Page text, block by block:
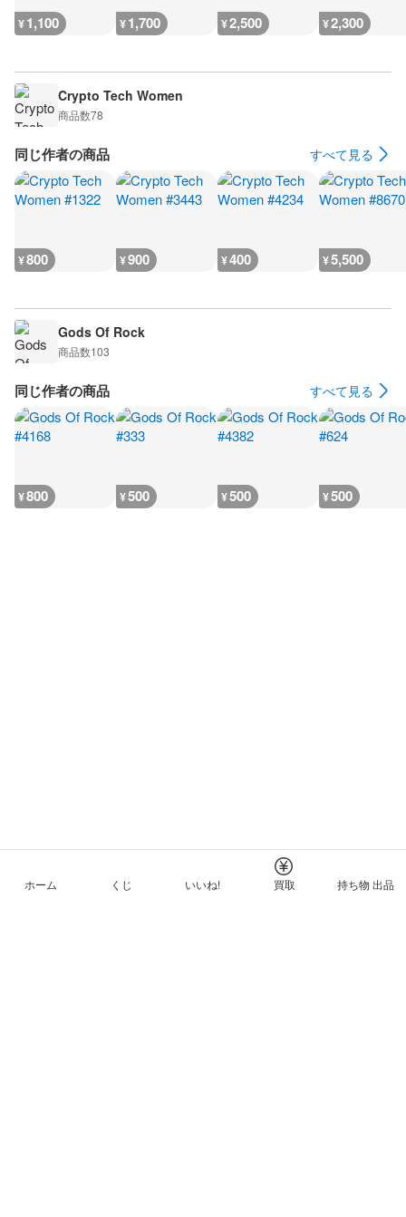
¥1,100 ¥1,700 ¥2,500 ¥2,300
Crypto Tech Women
商品数78
同じ作者の商品 すべて見る
¥800 ¥900 ¥400 ¥5,500
Gods Of Rock
商品数103
同じ作者の商品 すべて見る
¥800 ¥500 ¥500 ¥500
ホーム くじ いいね! 買取 持ち物 出品